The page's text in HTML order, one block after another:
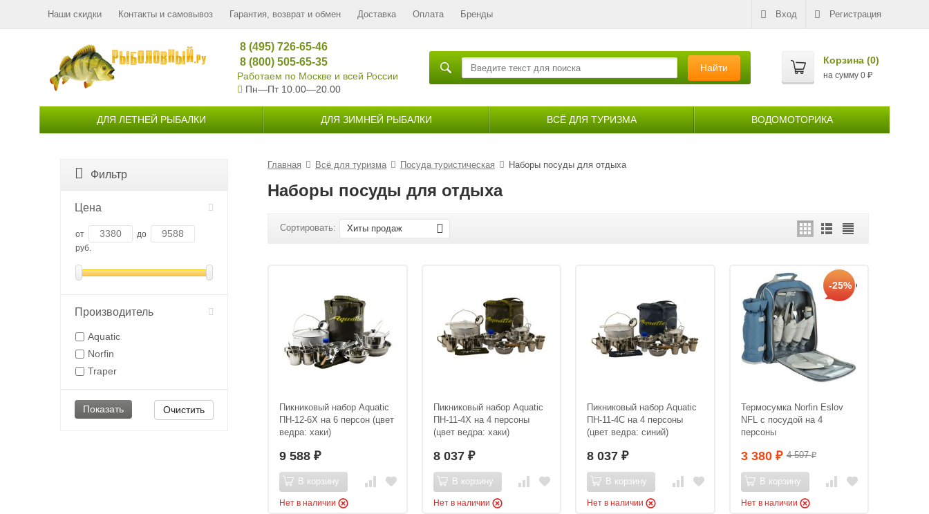
Вход Регистрация
Наши скидки Контакты и самовывоз Гарантия, возврат и обмен Доставка Оплата Бренды
8 (495) 726-65-46
8 (800) 505-65-35
Работаем по Москве и всей России
Пн—Пт 10.00—20.00
Найти
Корзина (0)
на сумму 0 ₽
ДЛЯ ЛЕТНЕЙ РЫБАЛКИ ДЛЯ ЗИМНЕЙ РЫБАЛКИ ВСЁ ДЛЯ ТУРИЗМА ВОДОМОТОРИКА
Главная Всё для туризма Посуда туристическая Наборы посуды для отдыха
Наборы посуды для отдыха
Сортировать: Хиты продаж
Пикниковый набор Aquatic
ПН-12-6Х на 6 персон (цвет
ведра: хаки)
9 588 ₽
В корзину
Нет в наличии
Пикниковый набор Aquatic
ПН-11-4Х на 4 персоны
(цвет ведра: хаки)
8 037 ₽
В корзину
Нет в наличии
Пикниковый набор Aquatic
ПН-11-4С на 4 персоны
(цвет ведра: синий)
8 037 ₽
В корзину
Нет в наличии
-25%
Термосумка Norfin Eslov
NFL с посудой на 4
персоны
3 380 ₽ 4 507₽
В корзину
Нет в наличии
Фильтр
Цена
от
до
руб.
Производитель
Aquatic
Norfin
Traper
Очистить